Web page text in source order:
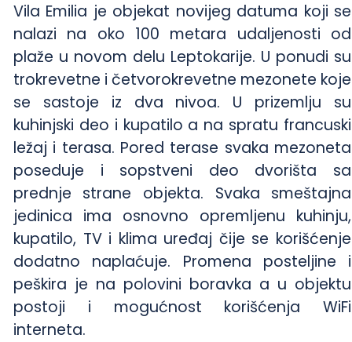
Vila Emilia je objekat novijeg datuma koji se
nalazi na oko 100 metara udaljenosti od
plaže u novom delu Leptokarije. U ponudi su
trokrevetne i četvorokrevetne mezonete koje
se sastoje iz dva nivoa. U prizemlju su
kuhinjski deo i kupatilo a na spratu francuski
ležaj i terasa. Pored terase svaka mezoneta
poseduje i sopstveni deo dvorišta sa
prednje strane objekta. Svaka smeštajna
jedinica ima osnovno opremljenu kuhinju,
kupatilo, TV i klima uređaj čije se korišćenje
dodatno naplaćuje. Promena posteljine i
peškira je na polovini boravka a u objektu
postoji i mogućnost korišćenja WiFi
interneta.